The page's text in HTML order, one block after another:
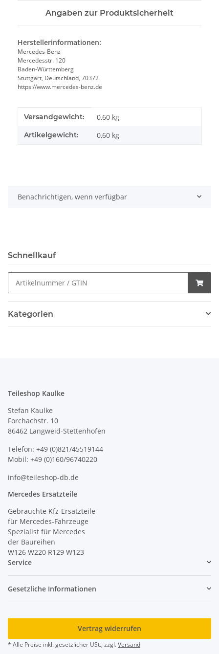
Angaben zur Produktsicherheit
Herstellerinformationen:
Mercedes-Benz
Mercedesstr. 120
Baden-Württemberg
Stuttgart, Deutschland, 70372
https://www.mercedes-benz.de
Produkteigenschaft
Wert
Versandgewicht: 0,60 kg
Artikelgewicht: 0,60 kg
Benachrichtigen, wenn verfügbar
Schnellkauf
Kategorien
Teileshop Kaulke
Stefan Kaulke
Forchachstr. 10
86462 Langweid-Stettenhofen
Telefon: +49 (0)821/45519144
Mobil: +49 (0)160/96740220
info@teileshop-db.de
Mercedes Ersatzteile
Gebrauchte Kfz-Ersatzteile
für Mercedes-Fahrzeuge
Spezialist für Mercedes
der Baureihen
W126 W220 R129 W123
Service
Gesetzliche Informationen
Vertrag widerrufen
* Alle Preise inkl. gesetzlicher USt., zzgl.Versand